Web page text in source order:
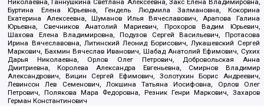
Николаевна, Ганнушкина Светлана Алексеевна, Закс Елена Владимировна,
Буртина Елена Юрьевна, Гендель Людмила Залмановна, Кокорина
Екатерина Алексеевна, Шуманов Илья Вячеславович, Арапова Галина
Юрьевна, Свечников Анатолий Мариевич, Прохоров Вадим Юрьевич,
Шахова Елена Владимировна, Подузов Сергей Васильевич, Протасова
Ирина Вячеславовна, Литинский Леонид Борисович, Лукашевский Сергей
Маркович, Бахмин Вячеслав Иванович, Шабад Анатолий Ефимович, Сухих
Дарья Николаевна, Орлов Олег Петрович, Добровольская Анна
Дмитриевна, Королева Александра Евгеньевна, Смирнов Владимир
Александрович, Вицин Сергей Ефимович, Золотухин Борис Андреевич,
Левинсон Лев Семенович, Локшина Татьяна Иосифовна, Орлов Олег
Петрович, Полякова Мара Федоровна, Резник Генри Маркович, Захаров
Герман Константинович